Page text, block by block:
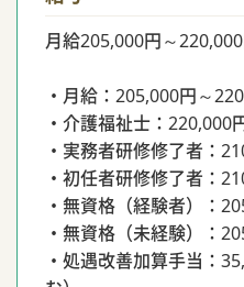
月給205,000円～
・月給：205,000円～
・介護福祉士：220,000
・実務者研修修了者：
・初任者研修修了者：
・無資格（経験者）：
・無資格（未経験）：
・処遇改善加算手当：